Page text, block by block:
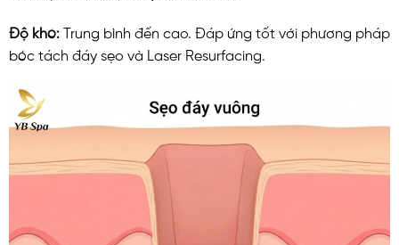
Độ khó: Trung bình đến cao. Đáp ứng tốt với phương pháp
bóc tách đáy sẹo và Laser Resurfacing.